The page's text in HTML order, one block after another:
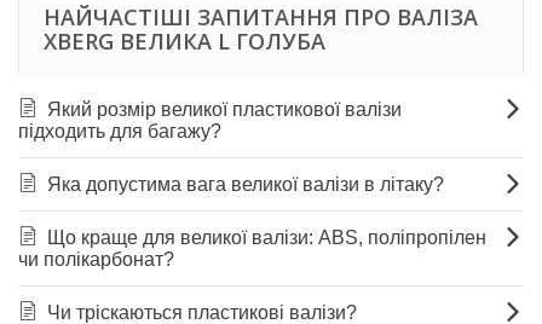
НАЙЧАСТІШІ ЗАПИТАННЯ ПРО ВАЛІЗА
XBERG ВЕЛИКА L ГОЛУБА
Який розмір великої пластикової валізи
підходить для багажу?
Яка допустима вага великої валізи в літаку?
Що краще для великої валізи: ABS, поліпропілен
чи полікарбонат?
Чи тріскаються пластикові валізи?